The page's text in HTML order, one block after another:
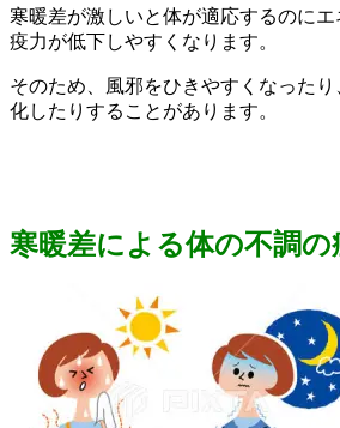
寒暖差が激しいと体が適応するのに
疫力が低下しやすくなります。
そのため、風邪をひきやすくなった
化したりすることがあります。
寒暖差による体の不調の